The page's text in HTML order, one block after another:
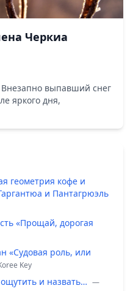
Черкиа
выпавший снег
яркого дня,
геометрия кофе и
и Пантагрюэль
«Прощай, дорогая
«Судовая роль, или
Key
и назвать… —